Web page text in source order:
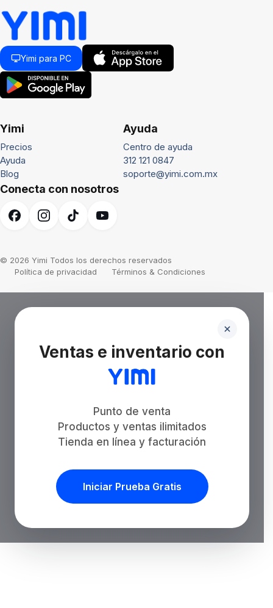
Yimi para PC
Yimi
Precios
Ayuda
Blog
Ayuda
Centro de ayuda
312 121 0847
soporte@yimi.com.mx
Conecta con nosotros
© 2026 Yimi Todos los derechos reservados
Política de privacidad
Términos & Condiciones
Ventas e inventario con
Punto de venta
Productos y ventas ilimitados
Tienda en línea y facturación
Iniciar Prueba Gratis